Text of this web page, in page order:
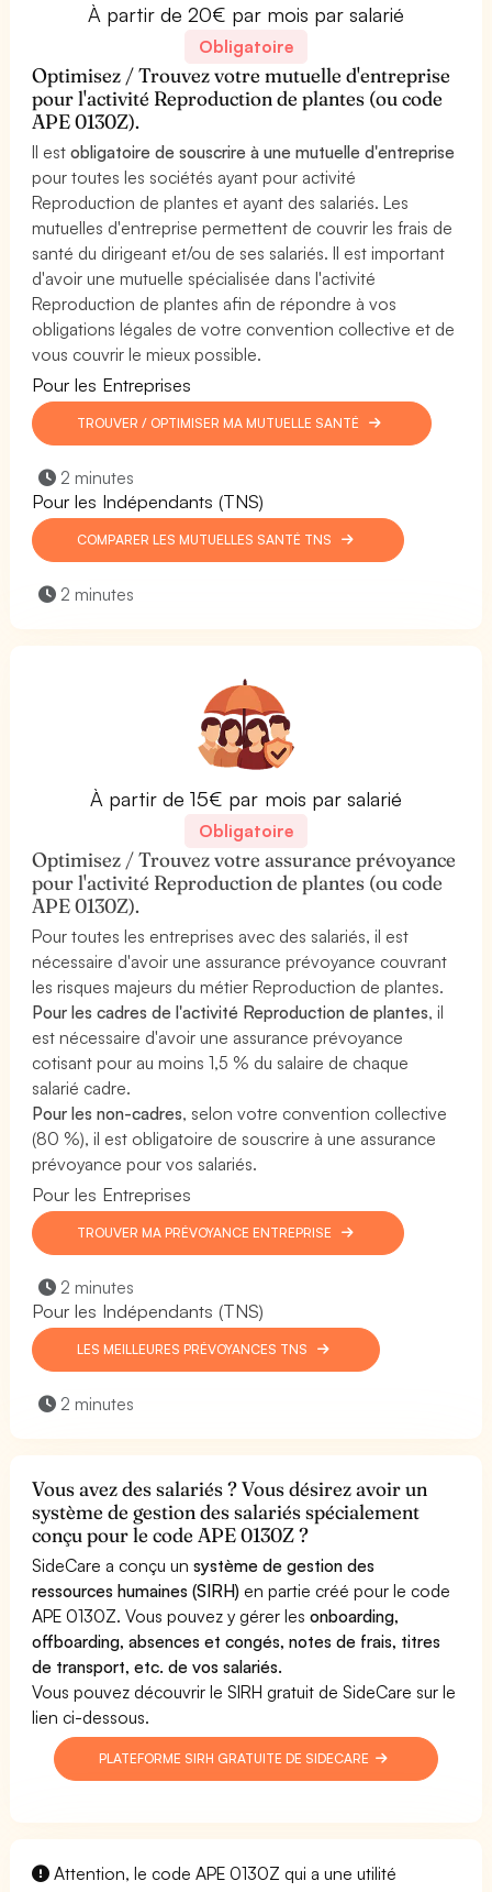
À partir de 20€ par mois par salarié
Obligatoire
Optimisez / Trouvez votre mutuelle d'entreprise
pour l'activité Reproduction de plantes (ou code
APE 0130Z).
Il estobligatoire de souscrire à une mutuelle d'entreprise
pour toutes les sociétés ayant pour activité
Reproduction de plantes et ayant des salariés. Les
mutuelles d'entreprise permettent de couvrir les frais de
santé du dirigeant et/ou de ses salariés. Il est important
d'avoir une mutuelle spécialisée dans l'activité
Reproduction de plantes afin de répondre à vos
obligations légales de votre convention collective et de
vous couvrir le mieux possible.
Pour les Entreprises
TROUVER / OPTIMISER MA MUTUELLE SANTÉ
2 minutes
Pour les Indépendants (TNS)
COMPARER LES MUTUELLES SANTÉ TNS
2 minutes
À partir de 15€ par mois par salarié
Obligatoire
Optimisez / Trouvez votre assurance prévoyance
pour l'activité Reproduction de plantes (ou code
APE 0130Z).
Pour toutes les entreprises avec des salariés, il est
nécessaire d'avoir une assurance prévoyance couvrant
les risques majeurs du métier Reproduction de plantes.
Pour les cadres de l'activité Reproduction de plantes, il
est nécessaire d'avoir une assurance prévoyance
cotisant pour au moins 1,5 % du salaire de chaque
salarié cadre.
Pour les non-cadres, selon votre convention collective
(80 %), il est obligatoire de souscrire à une assurance
prévoyance pour vos salariés.
Pour les Entreprises
TROUVER MA PRÉVOYANCE ENTREPRISE
2 minutes
Pour les Indépendants (TNS)
LES MEILLEURES PRÉVOYANCES TNS
2 minutes
Vous avez des salariés ? Vous désirez avoir un
système de gestion des salariés spécialement
conçu pour le code APE 0130Z ?
SideCare a conçu unsystème de gestion des
ressources humaines (SIRH) en partie créé pour le code
APE 0130Z. Vous pouvez y gérer lesonboarding,
offboarding, absences et congés, notes de frais, titres
de transport, etc. de vos salariés.
Vous pouvez découvrir le SIRH gratuit de SideCare sur le
lien ci-dessous.
PLATEFORME SIRH GRATUITE DE SIDECARE
Attention, le code APE 0130Z qui a une utilité